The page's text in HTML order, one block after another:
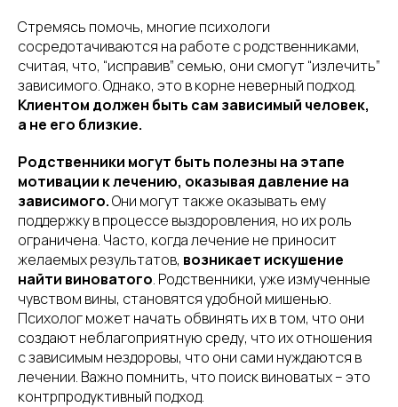
Стремясь помочь, многие психологи
сосредотачиваются на работе с родственниками,
считая, что, “исправив” семью, они смогут “излечить”
зависимого. Однако, это в корне неверный подход.
Клиентом должен быть сам зависимый человек,
а не его близкие.
Родственники могут быть полезны на этапе
мотивации к лечению, оказывая давление на
зависимого.Они могут также оказывать ему
поддержку в процессе выздоровления, но их роль
ограничена. Часто, когда лечение не приносит
желаемых результатов, возникает искушение
найти виноватого. Родственники, уже измученные
чувством вины, становятся удобной мишенью.
Психолог может начать обвинять их в том, что они
создают неблагоприятную среду, что их отношения
с зависимым нездоровы, что они сами нуждаются в
лечении. Важно помнить, что поиск виноватых – это
контрпродуктивный подход.